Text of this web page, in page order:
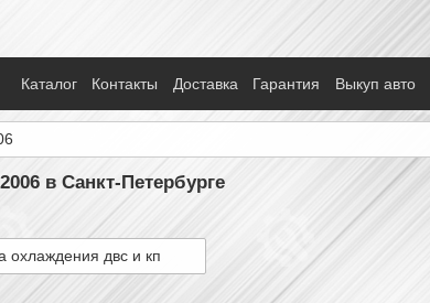
Каталог Контакты Доставка Гарантия Выкуп авто
в Санкт-Петербурге
охлаждения двс и кп